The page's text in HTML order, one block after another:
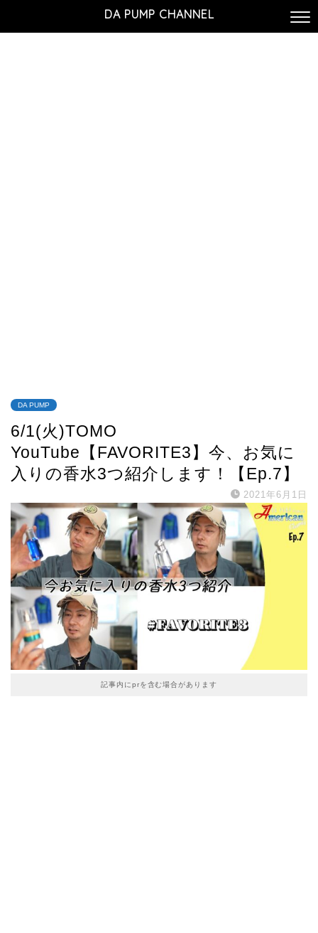
DA PUMP CHANNEL
DA PUMP
6/1(火)TOMO
YouTube【FAVORITE3】今、お気に
入りの香水3つ紹介します！【Ep.7】
2021年6月1日
記事内にprを含む場合があります